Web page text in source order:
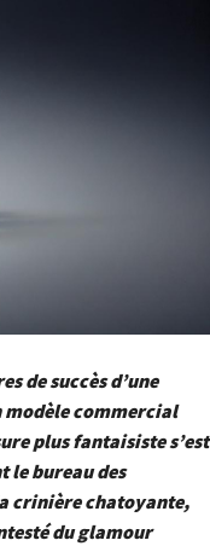
de succès d’une
modèle commercial
plus fantaisiste s’est
le bureau des
crinière chatoyante,
du glamour